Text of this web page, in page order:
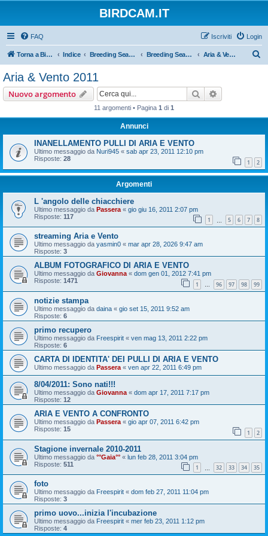
BIRDCAM.IT
FAQ Login
Iscriviti
Torna a Birdcam.it Indice Breeding Seasons 2011 Breeding Season 2011 Aria & Vento 2011
Aria & Vento 2011
Nuovo argomento Cerca
11 argomenti • Pagina 1 di 1
Annunci
INANELLAMENTO PULLI DI ARIA E VENTO
Ultimo messaggio da Nuri945 « sab apr 23, 2011 12:10 pm
Risposte: 28 1 2
Argomenti
L 'angolo delle chiacchiere
Ultimo messaggio da Passera « gio giu 16, 2011 2:07 pm
Risposte: 117 1 5 6 7 8
streaming Aria e Vento
Ultimo messaggio da yasmin0 « mar apr 28, 2026 9:47 am
Risposte: 3
ALBUM FOTOGRAFICO DI ARIA E VENTO
Ultimo messaggio da Giovanna « dom gen 01, 2012 7:41 pm
Risposte: 1471 1 … 96 97 98 99
notizie stampa
Ultimo messaggio da daina « gio set 15, 2011 9:52 am
Risposte: 6
primo recupero
Ultimo messaggio da Freespirit « ven mag 13, 2011 2:22 pm
Risposte: 6
CARTA DI IDENTITA' DEI PULLI DI ARIA E VENTO
Ultimo messaggio da Passera « ven apr 22, 2011 6:49 pm
8/04/2011: Sono nati!!!
Ultimo messaggio da Giovanna « dom apr 17, 2011 7:17 pm
Risposte: 12
ARIA E VENTO A CONFRONTO
Ultimo messaggio da Passera « gio apr 07, 2011 6:42 pm
Risposte: 15 1 2
Stagione invernale 2010-2011
Ultimo messaggio da °°Gaia°° « lun feb 28, 2011 3:04 pm
Risposte: 511 1 32 33 34 35
foto
Ultimo messaggio da Freespirit « dom feb 27, 2011 11:04 pm
Risposte: 3
primo uovo...inizia l'incubazione
Ultimo messaggio da Freespirit « mer feb 23, 2011 1:12 pm
Risposte: 4